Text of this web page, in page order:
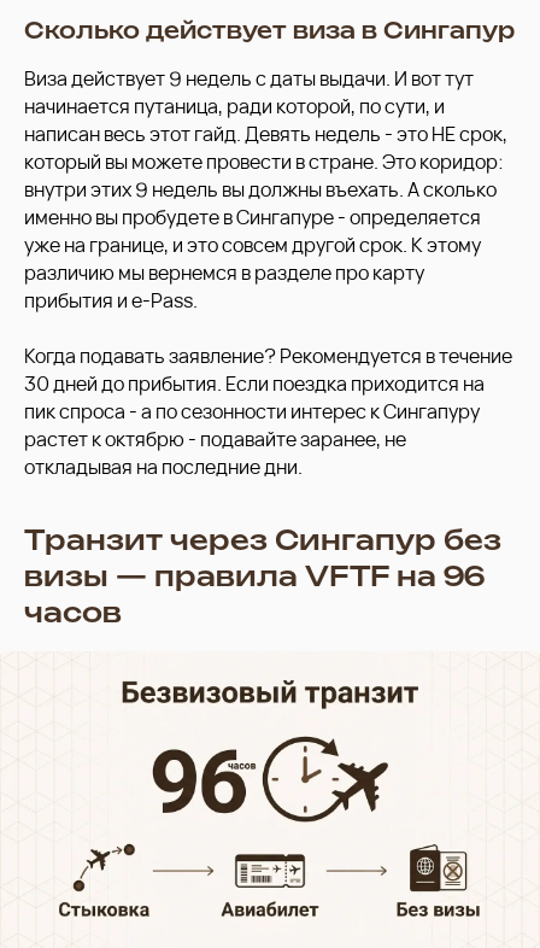
Сколько действует виза в Сингапур
Виза действует 9 недель с даты выдачи. И вот тут
начинается путаница, ради которой, по сути, и
написан весь этот гайд. Девять недель - это НЕ срок,
который вы можете провести в стране. Это коридор:
внутри этих 9 недель вы должны въехать. А сколько
именно вы пробудете в Сингапуре - определяется
уже на границе, и это совсем другой срок. К этому
различию мы вернемся в разделе про карту
прибытия и e-Pass.
Когда подавать заявление? Рекомендуется в течение
30 дней до прибытия. Если поездка приходится на
пик спроса - а по сезонности интерес к Сингапуру
растет к октябрю - подавайте заранее, не
откладывая на последние дни.
Транзит через Сингапур без
визы — правила VFTF на 96
часов